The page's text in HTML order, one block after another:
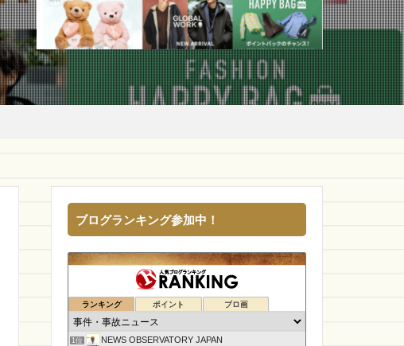
ブログランキング参加中！
ランキング ポイント ブロ画
1位 NEWS OBSERVATORY JAPAN